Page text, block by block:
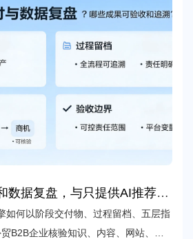
数据复盘，与只提供AI推荐截
保询盘承诺的GEO服务相比，
们实际验收和追溯？
如何以阶段交付物、过程留档、五层指
B2B企业核验知识、内容、网站、渠